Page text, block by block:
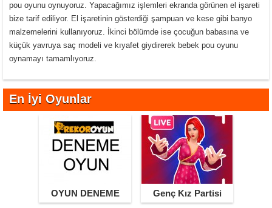
pou oyunu oynuyoruz. Yapacağımız işlemleri ekranda görünen el işareti
bize tarif ediliyor. El işaretinin gösterdiği şampuan ve kese gibi banyo
malzemelerini kullanıyoruz. İkinci bölümde ise çocuğun babasına ve
küçük yavruya saç modeli ve kıyafet giydirerek bebek pou oyunu
oynamayı tamamlıyoruz.
En İyi Oyunlar
OYUN DENEME Genç Kız Partisi